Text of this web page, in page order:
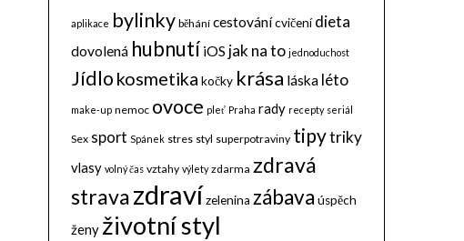
aplikace bylinky běhání cestovánícvičení dieta
dovolená hubnutí iOS jak na to jednoduchost
Jídlo kosmetika kočky krása láska léto
make-up nemoc ovoce pleť Praha rady recepty seriál
Sex sport Spánek stres styl superpotraviny tipytriky
vlasy volný čas vztahy výlety zdarma zdravá
stravazdravízelenina zábava úspěch
ženy životní styl